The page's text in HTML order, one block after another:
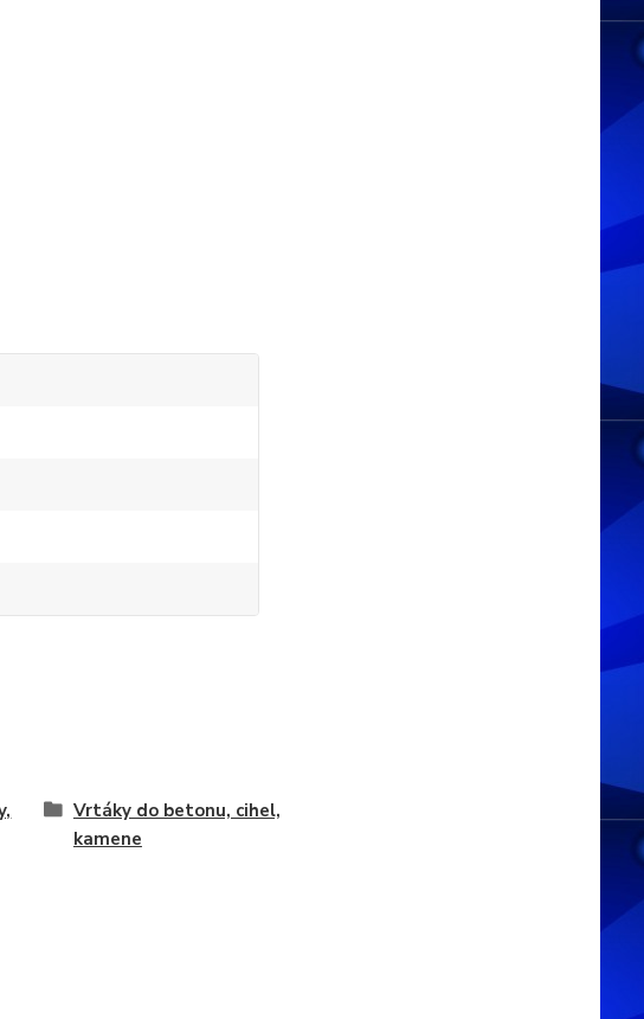
Vrtáky do betonu, cihel,
kamene